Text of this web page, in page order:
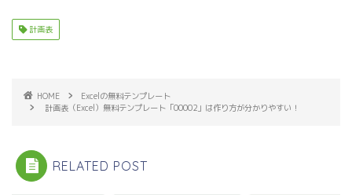
計画表
HOME
Excelの無料テンプレート
計画表（Excel）無料テンプレート「00002」は作り方が分かりやすい！
RELATED POST